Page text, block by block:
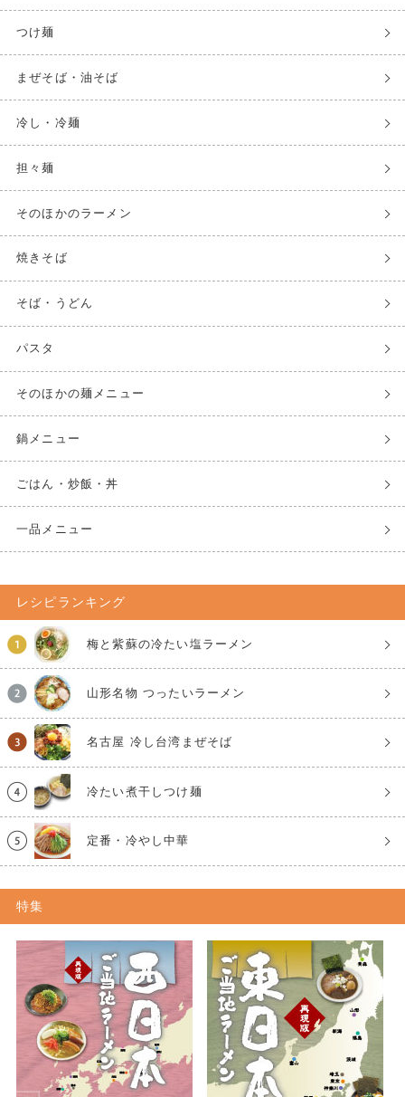
つけ麺
まぜそば・油そば
冷し・冷麺
担々麺
そのほかのラーメン
焼きそば
そば・うどん
パスタ
そのほかの麺メニュー
鍋メニュー
ごはん・炒飯・丼
一品メニュー
レシピランキング
梅と紫蘇の冷たい塩ラーメン
山形名物 つったいラーメン
名古屋 冷し台湾まぜそば
冷たい煮干しつけ麺
定番・冷やし中華
特集